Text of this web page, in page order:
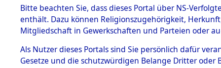
BESTÄNDE
1.
mente
5. Verschiedenes
Dead -
Bitte beachten Sie, dass dieses Portal über NS-
enthält. Dazu können Religionszugehörigkeit,
Mitgliedschaft in Gewerkschaften und Parteien oder
Als Nutzer dieses Portals sind Sie persönlich dafür
Gesetze und die schutzwürdigen Belange Dritter